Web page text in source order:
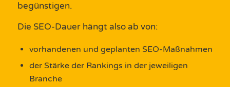
begünstigen.
Die SEO-Dauer hängt also ab von:
vorhandenen und geplanten SEO-Maßnahmen
der Stärke der Rankings in der jeweiligen
Branche